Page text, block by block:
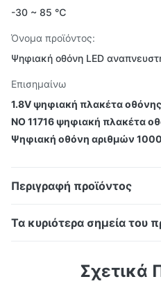
-30 ~ 85 ℃
Όνομα προϊόντος:
Ψηφιακή οθόνη LED
Επισημαίνω
1.8V ψηφιακή πλακέτα
NO 11716 ψηφιακή πλακέτα
Ψηφιακή οθόνη αριθμών
Περιγραφή προϊόντος
Κουζίνας NO 11716
Τα κυριότερα σημεία του
Κουζίνας NO 11716
Σχετικά